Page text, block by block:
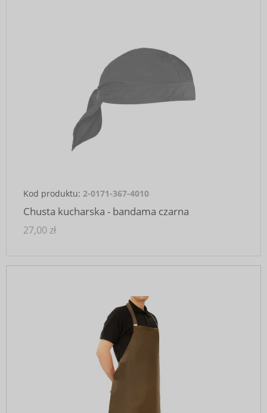
Kod produktu: 2-0171-367-4010
Chusta kucharska - bandama czarna
27,00 zł